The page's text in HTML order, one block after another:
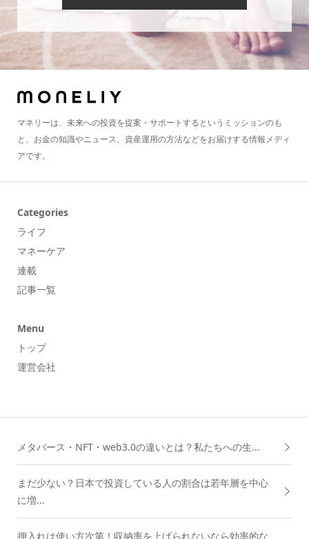
マネリーは、未来への投資を提案・サポートするというミッションのも
と、お金の知識やニュース、資産運用の方法などをお届けする情報メディ
アです。
Categories
ライフ
マネーケア
連載
記事一覧
Menu
トップ
運営会社
メタバース・NFT・web3.0の違いとは？私たちへの生...
まだ少ない？日本で投資している人の割合は若年層を中心
に増...
押入れは使い方次第！収納率を上げられないなら効率的な